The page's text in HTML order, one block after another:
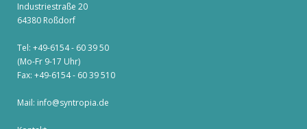
Industriestraße 20
64380 Roßdorf
Tel: +49-6154 - 60 39 50
(Mo-Fr 9-17 Uhr)
Fax: +49-6154 - 60 39 510
Mail: info@syntropia.de